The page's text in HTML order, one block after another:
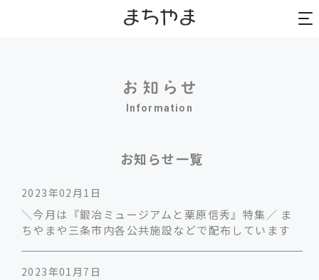
Information
お知らせ一覧
2023年02月1日
＼今月は『鍛冶ミュージアムと栗原信秀』特集／ ま
ちやまや三条市内各公共施設などで配布しています
2023年01月7日